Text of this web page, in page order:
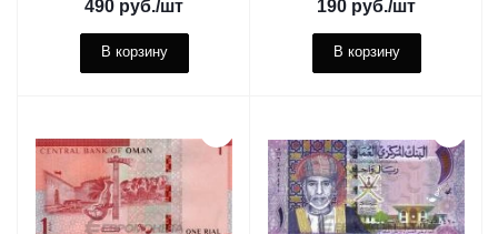
490 руб./шт
В корзину
190 руб./шт
В корзину